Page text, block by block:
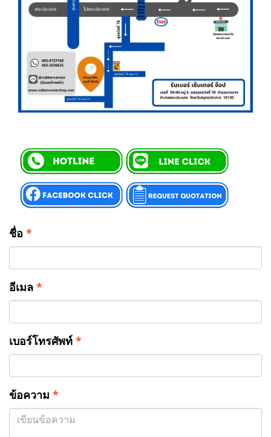
ชื่อ *
อีเมล *
เบอร์โทรศัพท์ *
ข้อความ *